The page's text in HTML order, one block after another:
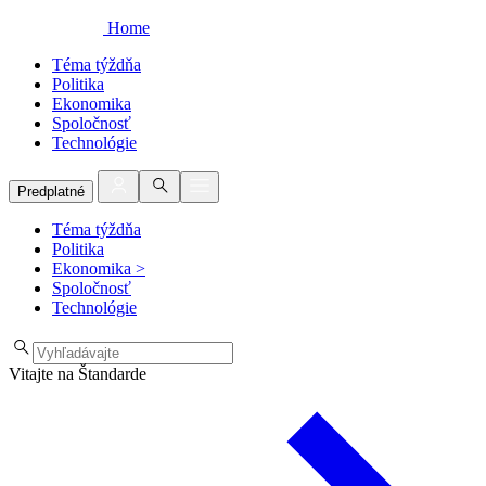
Home
Téma týždňa
Politika
Ekonomika
Spoločnosť
Technológie
Predplatné
Téma týždňa
Politika
Ekonomika >
Spoločnosť
Technológie
Vitajte na Štandarde